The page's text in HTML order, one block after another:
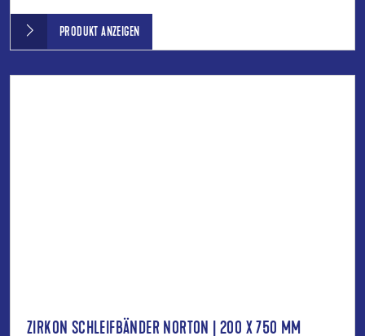
PRODUKT ANZEIGEN
ZIRKON SCHLEIFBÄNDER NORTON | 200 X 750 MM